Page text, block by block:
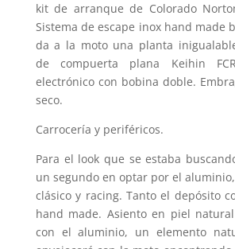
kit de arranque de Colorado
Sistema de escape inox hand made
da a la moto una planta
de compuerta plana Keihin
electrónico con bobina doble.
seco.
Carrocería y periféricos.
Para el look que se estaba
un segundo en optar por el
clásico y racing. Tanto el depósito
hand made. Asiento en piel
con el aluminio, un elemento